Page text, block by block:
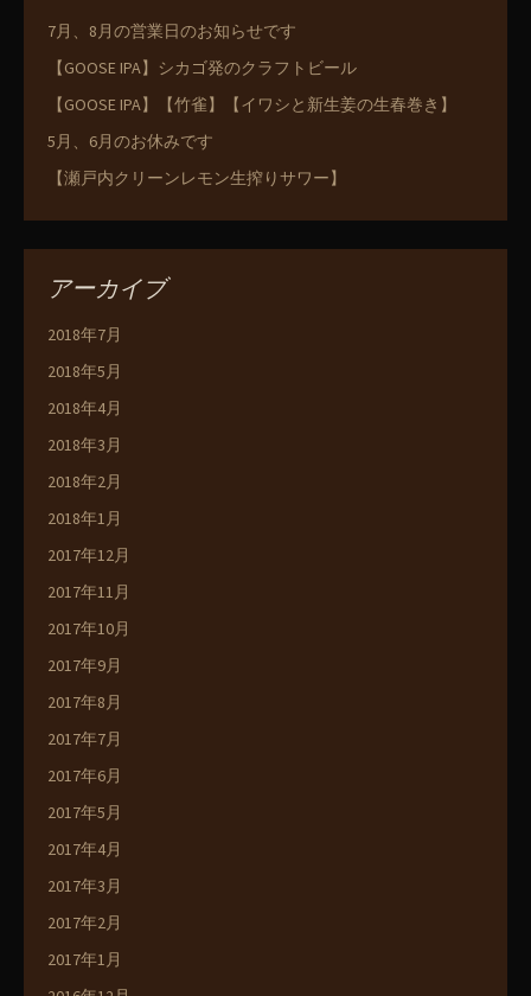
7月、8月の営業日のお知らせです
【GOOSE IPA】シカゴ発のクラフトビール
【GOOSE IPA】【竹雀】【イワシと新生姜の生春巻き】
5月、6月のお休みです
【瀬戸内クリーンレモン生搾りサワー】
アーカイブ
2018年7月
2018年5月
2018年4月
2018年3月
2018年2月
2018年1月
2017年12月
2017年11月
2017年10月
2017年9月
2017年8月
2017年7月
2017年6月
2017年5月
2017年4月
2017年3月
2017年2月
2017年1月